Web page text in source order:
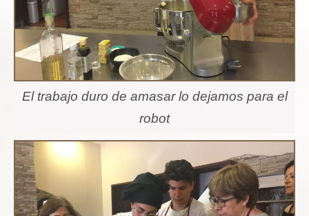
El trabajo duro de amasar lo dejamos para el
robot